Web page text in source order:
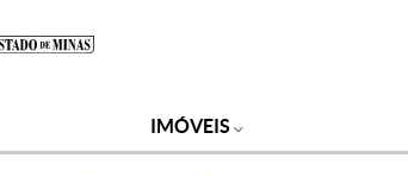
IMÓVEIS